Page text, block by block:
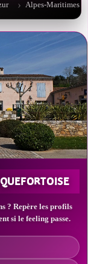
Alpes-Maritimes
? Repère les profils
si le feeling passe.